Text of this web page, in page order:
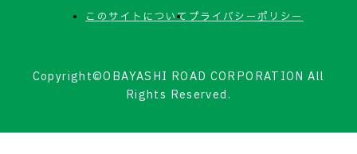
このサイトについて プライバシーポリシー
Copyright©OBAYASHI ROAD CORPORATION All
Rights Reserved.